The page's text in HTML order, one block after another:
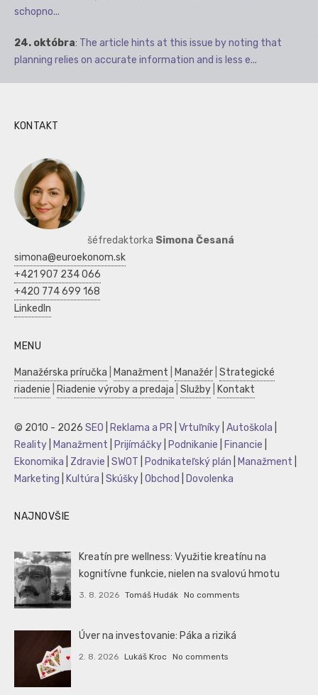
schopno...
24. októbra: The article hints at this issue by noting that
planning relies on accurate information and is less e...
KONTAKT
šéfredaktorka Simona Česaná
simona@euroekonom.sk
+421 907 234 066
+420 774 699 168
LinkedIn
MENU
Manažérska príručka Manažment Manažér Strategické
riadenie
Riadenie výroby a predaja Služby Kontakt
© 2010 - 2026 SEO Reklama a PR Vrtuľníky Autoškola
Reality
Manažment Prijímáčky Podnikanie Financie
Ekonomika
Zdravie SWOT Podnikateľský plán Manažment
Marketing
Kultúra Skúšky Obchod Dovolenka
NAJNOVŠIE
Kreatín pre wellness: Využitie kreatínu na
kognitívne funkcie, nielen na svalovú hmotu
3. 8. 2026 Tomáš Hudák No comments
Úver na investovanie: Páka a riziká
2. 8. 2026 Lukáš Kroc No comments